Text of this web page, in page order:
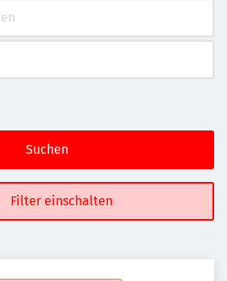
Suchen
Filter einschalten